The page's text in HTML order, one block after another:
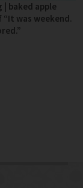
baked apple
“It was weekend.